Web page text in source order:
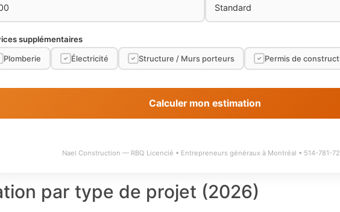
supplémentaires
Plomberie ✓ Électricité ✓ Structure / Murs porteurs ✓ Permis de
Calculer mon estimation
Nael Construction — RBQ Licencié • Entrepreneurs généraux à Montréal • 514-781-
par type de projet (2026)